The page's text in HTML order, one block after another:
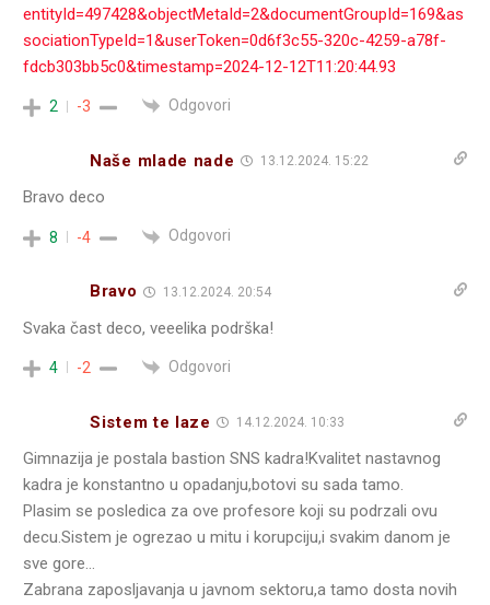
entityId=497428&objectMetaId=2&documentGroupId=169&as
sociationTypeId=1&userToken=0d6f3c55-320c-4259-a78f-
fdcb303bb5c0&timestamp=2024-12-12T11:20:44.93
2 -3 Odgovori
Naše mlade nade 13.12.2024. 15:22
Bravo deco
8 -4 Odgovori
Bravo 13.12.2024. 20:54
Svaka čast deco, veeelika podrška!
4 -2 Odgovori
Sistem te laze 14.12.2024. 10:33
Gimnazija je postala bastion SNS kadra!Kvalitet nastavnog
kadra je konstantno u opadanju,botovi su sada tamo.
Plasim se posledica za ove profesore koji su podrzali ovu
decu.Sistem je ogrezao u mitu i korupciju,i svakim danom je
sve gore…
Zabrana zaposljavanja u javnom sektoru,a tamo dosta novih